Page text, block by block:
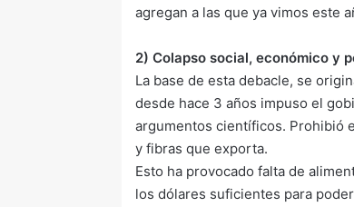
agregan a las que ya vimos este
2) Colapso social, económico y
La base de esta debacle, se
desde hace 3 años impuso el
argumentos científicos. Prohibió
y fibras que exporta.
Esto ha provocado falta de
los dólares suficientes para